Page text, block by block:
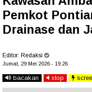
Pemkot
Drainase dan
Editor: Redaksi
Jumat, 29 Mei 2026 - 19.26
bacakan stop